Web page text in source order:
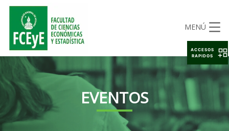
MENÚ
EVENTOS
ACCESOS
RAPIDOS